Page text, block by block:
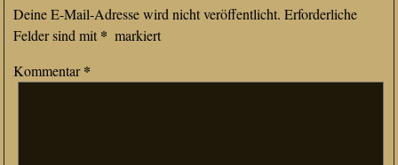
Deine E-Mail-Adresse wird nicht veröffentlicht. Erforderliche
Felder sind mit * markiert
Kommentar*